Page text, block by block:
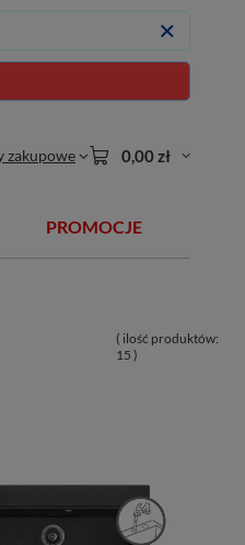
zakupowe 0,00 zł
PROMOCJE
( ilość produktów:
15 )